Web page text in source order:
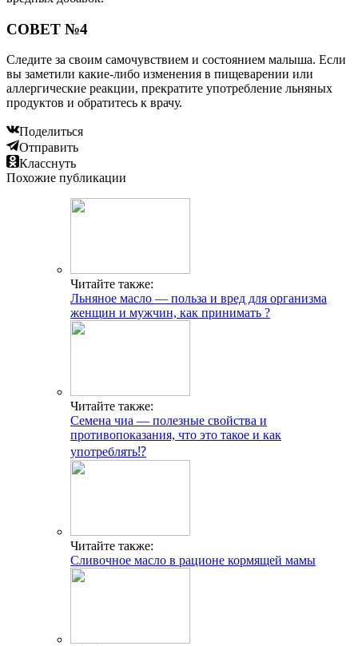
СОВЕТ №4
Следите за своим самочувствием и состоянием малыша. Если
вы заметили какие-либо изменения в пищеварении или
аллергические реакции, прекратите употребление льняных
продуктов и обратитесь к врачу.
Поделиться
Отправить
Класснуть
Похожие публикации
Читайте также:
Льняное масло — польза и вред для организма
женщин и мужчин, как принимать ?
Читайте также:
Семена чиа — полезные свойства и
противопоказания, что это такое и как
употреблять⁉
Читайте также:
Сливочное масло в рационе кормящей мамы